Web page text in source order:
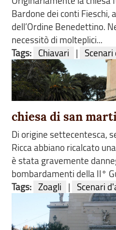
Bardone dei conti Fieschi,
dell’Ordine Benedettino.
necessitò di molteplici...
Tags: Chiavari |
chiesa di san
Di origine settecentesca,
Ricca abbiano ricalcato
è stata gravemente
bombardamenti della II°
Tags: Zoagli | Scenari